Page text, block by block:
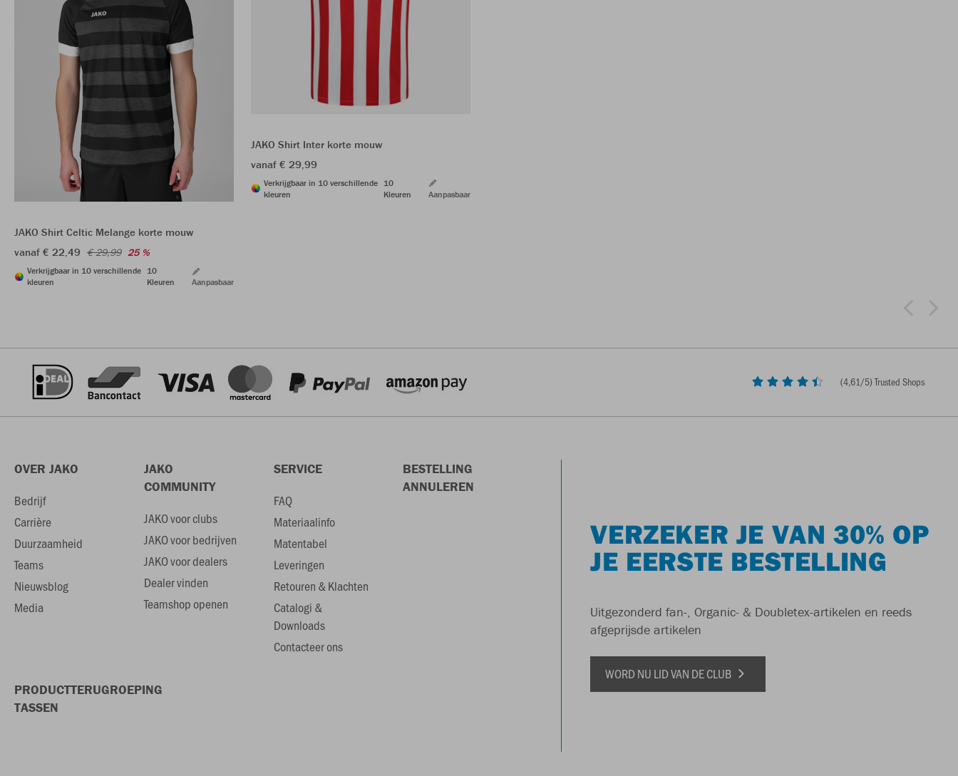
JAKO Shirt Celtic Melange korte mouw
vanaf € 22,49 € 29,99 25 %
Verkrijgbaar in 10 verschillende
kleuren
10
Kleuren
Aanpasbaar
JAKO Shirt Inter korte mouw
vanaf € 29,99
Verkrijgbaar in 10 verschillende
kleuren
10
Kleuren
Aanpasbaar
(4,61/5) Trusted Shops
OVER JAKO
Bedrijf
Carrière
Duurzaamheid
Teams
Nieuwsblog
Media
JAKO
COMMUNITY
JAKO voor clubs
JAKO voor bedrijven
JAKO voor dealers
Dealer vinden
Teamshop openen
SERVICE
FAQ
Materiaalinfo
Matentabel
Leveringen
Retouren & Klachten
Catalogi &
Downloads
Contacteer ons
BESTELLING
ANNULEREN
PRODUCTTERUGROEPING
TASSEN
VERZEKER JE VAN 30% OP
JE EERSTE BESTELLING
Uitgezonderd fan-, Organic- & Doubletex-artikelen en reeds
afgeprijsde artikelen
WORD NU LID VAN DE CLUB